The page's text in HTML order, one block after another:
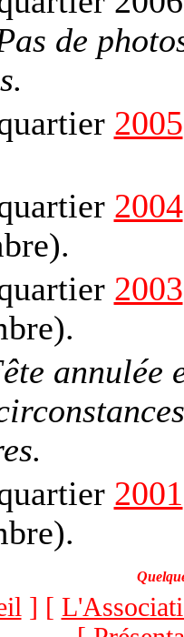
de
2005
2004
2003
annulée
2001
] [